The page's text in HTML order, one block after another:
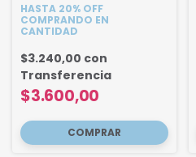
HASTA 20% OFF
COMPRANDO EN
CANTIDAD
$3.600,00
$3.240,00 con
Transferencia